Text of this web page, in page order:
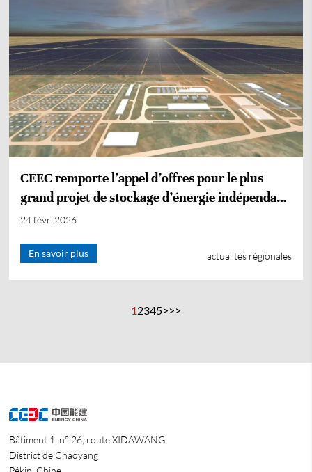
CEEC remporte l’appel d’offres pour le plus
grand projet de stockage d’énergie indépendant
en Afrique
24 févr. 2026
En savoir plus actualités régionales
12345>>>
Bâtiment 1, n° 26, route XIDAWANG
District de Chaoyang